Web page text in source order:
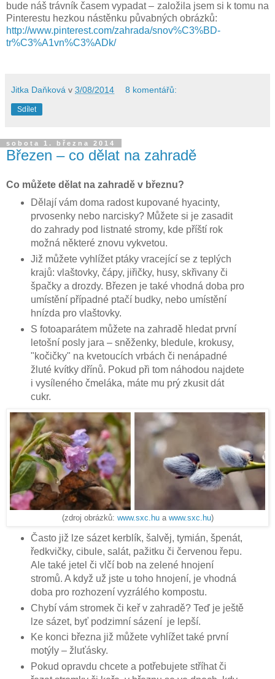
bude náš trávník časem vypadat – založila jsem si k tomu na
Pinterestu hezkou nástěnku půvabných obrázků:
http://www.pinterest.com/zahrada/snov%C3%BD-
tr%C3%A1vn%C3%ADk/
Jitka Daňková v 3/08/2014 8 komentářů:
Sdílet
sobota 1. března 2014
Březen – co dělat na zahradě
Co můžete dělat na zahradě v březnu?
Dělají vám doma radost kupované hyacinty,
prvosenky nebo narcisky? Můžete si je zasadit
do zahrady pod listnaté stromy, kde příští rok
možná některé znovu vykvetou.
Již můžete vyhlížet ptáky vracející se z teplých
krajů: vlaštovky, čápy, jiřičky, husy, skřivany či
špačky a drozdy. Březen je také vhodná doba pro
umístění případné ptačí budky, nebo umístění
hnízda pro vlaštovky.
S fotoaparátem můžete na zahradě hledat první
letošní posly jara – sněženky, bledule, krokusy,
"kočičky" na kvetoucích vrbách či nenápadné
žluté kvítky dřínů. Pokud při tom náhodou najdete
i vysíleného čmeláka, máte mu prý zkusit dát
cukr.
(zdroj obrázků: www.sxc.hua www.sxc.hu)
Často již lze sázet kerblík, šalvěj, tymián, špenát,
ředkvičky, cibule, salát, pažitku či červenou řepu.
Ale také jetel či vlčí bob na zelené hnojení
stromů. A když už jste u toho hnojení, je vhodná
doba pro rozhození vyzrálého kompostu.
Chybí vám stromek či keř v zahradě? Teď je ještě
lze sázet, byť podzimní sázení je lepší.
Ke konci března již můžete vyhlížet také první
motýly – žluťásky.
Pokud opravdu chcete a potřebujete stříhat či